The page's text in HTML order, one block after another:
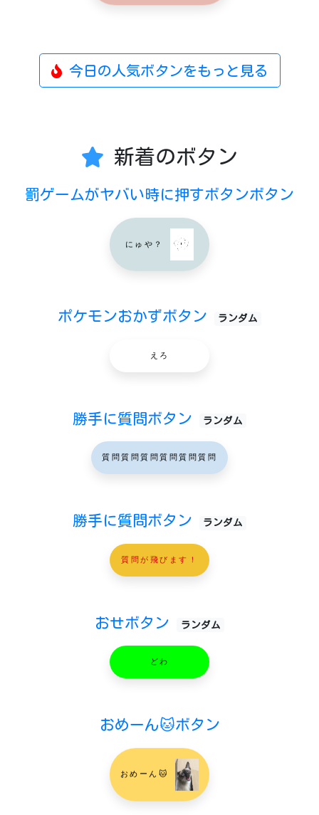
今日の人気ボタンをもっと見る
新着のボタン
罰ゲームがヤバい時に押すボタンボタン
にゅや？
ポケモンおかずボタン ランダム
えろ
勝手に質問ボタン ランダム
質問質問質問質問質問質問
勝手に質問ボタン ランダム
質問が飛びます！
おせボタン ランダム
どわ
おめーん🐱ボタン
おめーん🐱